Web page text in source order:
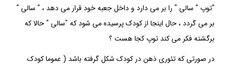
"توپ " سالی " را بر می دارد و داخل جعبه خود قرار می دهد ، " سالی "
بر می گردد ، حال اینجا از کودک پرسیده می شود که "سالی " حالا که
برگشته فکر می کند توپ کجا هست ؟
در صورتی کهتئوری ذهندر کودک شکل گرفته باشد ( عموما کودک